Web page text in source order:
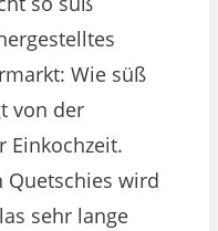
Wie süß
von der
Einkochzeit.
Quetschies wird
sehr lange